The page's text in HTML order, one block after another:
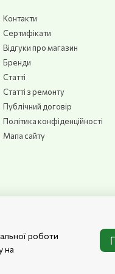
роботу;
Контакти
Сертифікати
Відгуки про магазин
Бренди
Статті
Статті з ремонту
Публічний договір
Політика конфіденційності
Мапа сайту
роботи
на